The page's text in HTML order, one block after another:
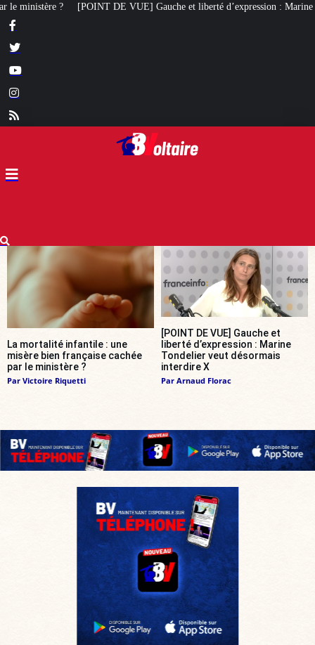
et liberté d’expression : Marine Tondelier veut désormais interdire X
La mortalité infantile : une
misère bien française cachée
par le ministère ?
Par Victoire Riquetti
[POINT DE VUE] Gauche et
liberté d’expression : Marine
Tondelier veut désormais
interdire X
Par Arnaud Florac